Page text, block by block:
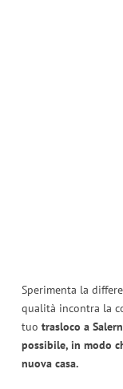
Sperimenta la
qualità incontra la
tuo trasloco a
possibile, in modo
nuova casa.